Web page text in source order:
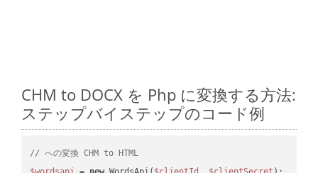
CHM to DOCX を Php に変換する方法:
ステップバイステップのコード例
// への変換 CHM to HTML